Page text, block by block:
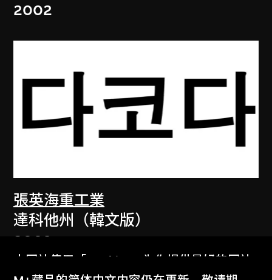
2002
張英海重工業
達科他州（韓文版）
2003
本网站使用「Cookies」为你提供最好的网站